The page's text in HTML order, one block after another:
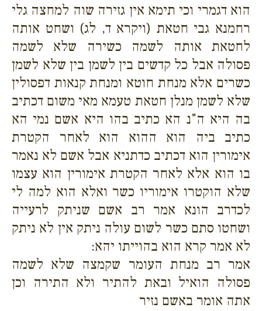
הוא דגמרי וכי תימא אין גזירה שוה למחצה גלי
רחמנא גבי חטאת (ויקרא ד, לג) ושחט אותה
לחטאת אותה לשמה כשירה שלא לשמה
פסולה אבל כל קדשים בין לשמן בין שלא לשמן
כשרים אלא מנחת חוטא ומנחת קנאות דפסולין
שלא לשמן מנלן חטאת טעמא מאי משום דכתיב
בה היא ה"נ הא כתיב בהו היא אשם נמי הא
כתיב ביה הוא ההוא הוא לאחר הקטרת
אימורין הוא דכתיב כדתניא אבל אשם לא נאמר
בו הוא אלא לאחר הקטרת אימורין הוא עצמו
שלא הוקטרו אימוריו כשר ואלא הוא למה לי
לכדרב הונא אמר רב אשם שניתק לרעייה
ושחטו סתם כשר לשום עולה ניתק אין לא ניתק
לא אמר קרא הוא בהוייתו יהא:
אמר רב מנחת העומר שקמצה שלא לשמה
פסולה הואיל ובאת להתיר ולא התירה וכן
אתה אומר באשם נזיר